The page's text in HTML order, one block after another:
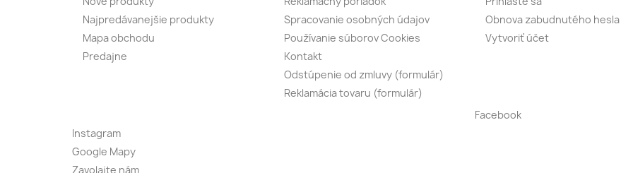
Najpredávanejšie produkty
Mapa obchodu
Predajne
Spracovanie osobných údajov
Používanie súborov Cookies
Kontakt
Odstúpenie od zmluvy (formulár)
Reklamácia tovaru (formulár)
Obnova zabudnutého hesla
Vytvoriť účet
Facebook
Instagram
Google Mapy
Zavolajte nám